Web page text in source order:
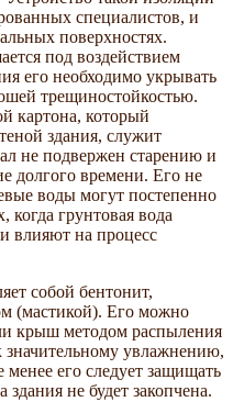
специалистов, и
поверхностях.
под воздействием
его необходимо укрывать
трещиностойкостью.
картона, который
здания, служит
не подвержен старению и
долгого времени. Его не
воды могут постепенно
когда грунтовая вода
влияют на процесс
собой бентонит,
(мастикой). Его можно
крыш методом распыления
значительному увлажнению,
его следует защищать
не будет закопчена.